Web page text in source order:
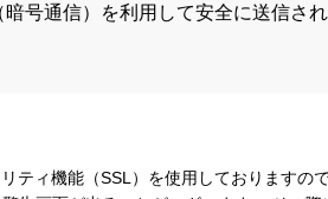
号通信） を利用して安全に送信さ
ティ機能（SSL）を使用しておりますの